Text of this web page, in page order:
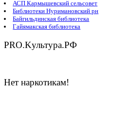
АСП Кармышевский сельсовет
Библиотеки Нуримановский рн
Байгильдинская библиотека
Гайямакская библиотека
PRO.Kультура.РФ
Нет наркотикам!